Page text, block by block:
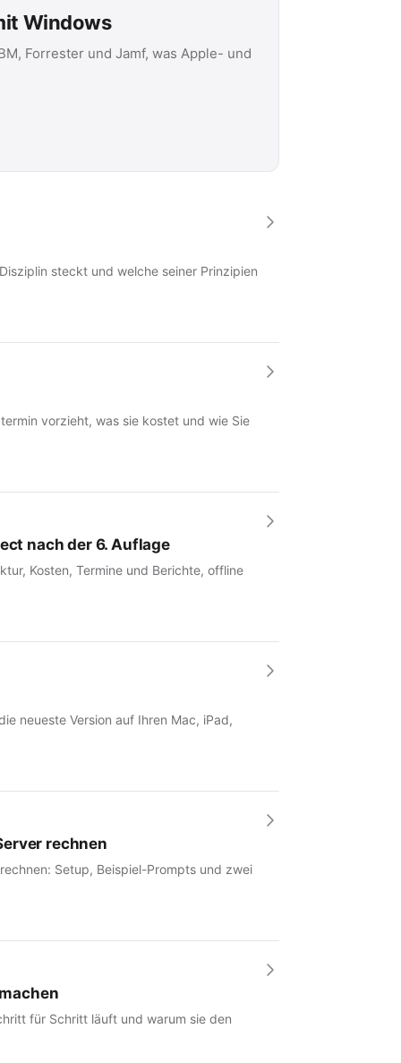
Windows
Forrester und Jamf, was Apple- und
steckt und welche seiner Prinzipien
vorzieht, was sie kostet und wie Sie
nach der 6. Auflage
Kosten, Termine und Berichte, offline
neueste Version auf Ihren Mac, iPad,
rechnen
Setup, Beispiel-Prompts und zwei
für Schritt läuft und warum sie den